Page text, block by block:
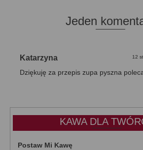
Jeden
Katarzyna 12
Dziękuję za przepis zupa pyszna
KAWA DLA
Postaw Mi Kawę